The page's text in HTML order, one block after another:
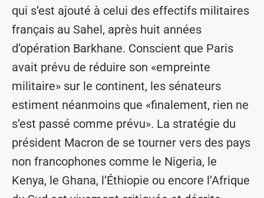
qui s’est ajouté à celui des effectifs militaires
français au Sahel, après huit années
d’opération Barkhane. Conscient que Paris
avait prévu de réduire son «empreinte
militaire» sur le continent, les sénateurs
estiment néanmoins que «finalement, rien ne
s’est passé comme prévu». La stratégie du
président Macron de se tourner vers des pays
non francophones comme le Nigeria, le
Kenya, le Ghana, l’Éthiopie ou encore l’Afrique